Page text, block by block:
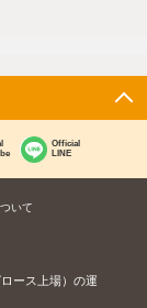
Official
LINE
いて
ース上場）の運